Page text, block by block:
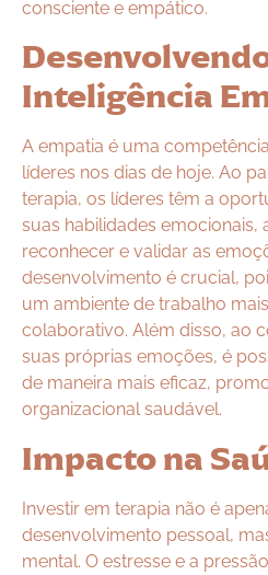
consciente e empático.
Inteligência
A empatia é uma
líderes nos dias de hoje. Ao
terapia, os líderes têm a
suas habilidades emocionais,
reconhecer e validar as
desenvolvimento é crucial,
um ambiente de trabalho
colaborativo. Além disso, ao
suas próprias emoções, é
de maneira mais eficaz,
organizacional saudável.
Impacto na
Investir em terapia não é
desenvolvimento pessoal,
mental. O estresse e a